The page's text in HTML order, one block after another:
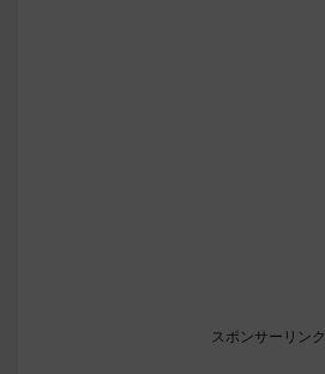
スポンサーリンク